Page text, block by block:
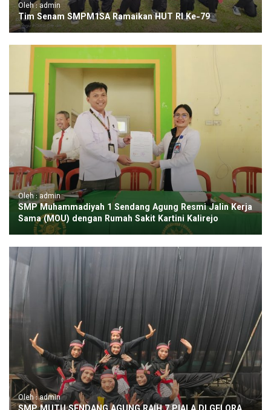
Oleh : admin
Tim Senam SMPM1SA Ramaikan HUT RI Ke-79
Oleh : admin
SMP Muhammadiyah 1 Sendang Agung Resmi Jalin Kerja
Sama (MOU) dengan Rumah Sakit Kartini Kalirejo
Oleh : admin